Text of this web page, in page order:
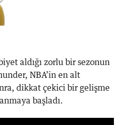
aldığı zorlu bir sezonun
NBA’in en alt
dikkat çekici bir gelişme
başladı.